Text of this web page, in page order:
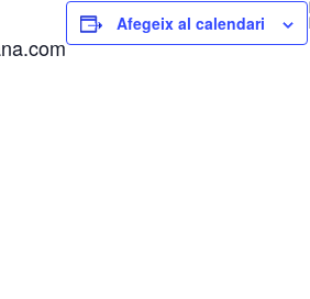
Afegeix al calendari